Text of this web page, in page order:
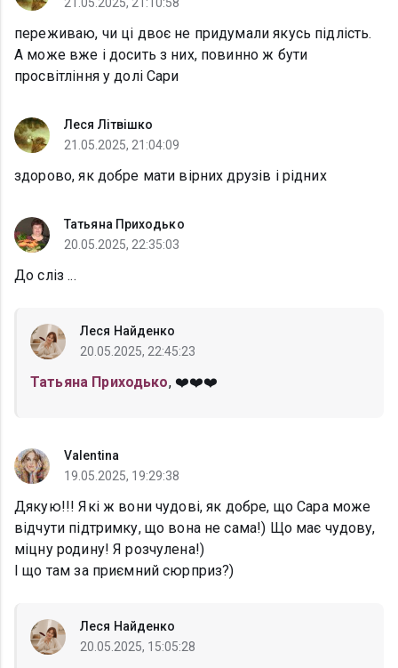
переживаю, чи ці двоє не придумали якусь підлість.
А може вже і досить з них, повинно ж бути
просвітління у долі Сари
Леся Літвішко
21.05.2025, 21:04:09
здорово, як добре мати вірних друзів і рідних
Татьяна Приходько
20.05.2025, 22:35:03
До сліз ...
Леся Найденко
20.05.2025, 22:45:23
Татьяна Приходько, ❤️❤️❤️
Valentina
19.05.2025, 19:29:38
Дякую!!! Які ж вони чудові, як добре, що Сара може
відчути підтримку, що вона не сама!) Що має чудову,
міцну родину! Я розчулена!)
І що там за приємний сюрприз?)
Леся Найденко
20.05.2025, 15:05:28